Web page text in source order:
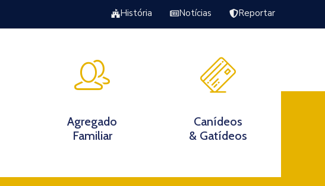
História Notícias Reportar
Excursão Torrão da Veiga
Agregado
Familiar
Canídeos
& Gatídeos